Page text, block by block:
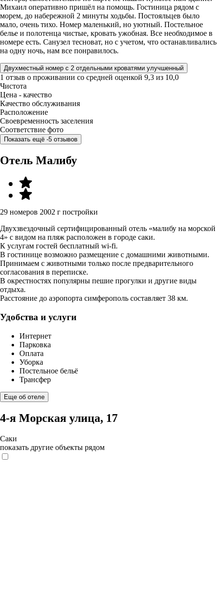
Михаил оперативно пришёл на помощь. Гостиница рядом с
морем, до набережной 2 минуты ходьбы. Постояльцев было
мало, очень тихо. Номер маленький, но уютный. Постельное
белье и полотенца чистые, кровать ужобная. Все необходимое в
номере есть. Санузел тесноват, но с учетом, что останавливались
на одну ночь, нам все понравилось.
Двухместный номер с 2 отдельными кроватями улучшенный
1 отзыв о проживании со средней оценкой 9,3 из 10,0
Чистота
Цена - качество
Качество обслуживания
Расположение
Своевременность заселения
Соответствие фото
Показать ещё -5 отзывов
Отель Малибу
29 номеров 2002 г постройки
Двухзвездочный сертифицированный отель «малибу на морской
4» с видом на пляж расположен в городе саки.
К услугам гостей бесплатный wi-fi.
В гостинице возможно размещение с домашними животными.
Принимаем с животными только после предварительного
согласования в переписке.
В окрестностях популярны пешие прогулки и другие виды
отдыха.
Расстояние до аэропорта симферополь составляет 38 км.
Удобства и услуги
Интернет
Парковка
Оплата
Уборка
Постельное бельё
Трансфер
Еще об отеле
4-я Морская улица, 17
Саки
показать другие объекты рядом